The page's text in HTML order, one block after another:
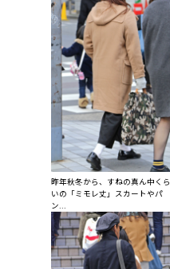
昨年秋冬から、すねの真ん中くら
いの「ミモレ丈」スカートやパ
ン...